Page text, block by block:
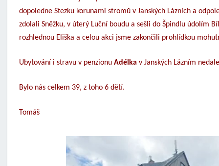
dopoledne Stezku korunami stromů v Janských Lázních a
zdolali Sněžku, v úterý Luční boudu a sešli do Špindlu údolím
rozhlednou Eliška a celou akci jsme zakončili prohlídkou
Ubytování i stravu v penzionu Adélka v Janských Lázním
Bylo nás celkem 39, z toho 6 dětí.
Tomáš